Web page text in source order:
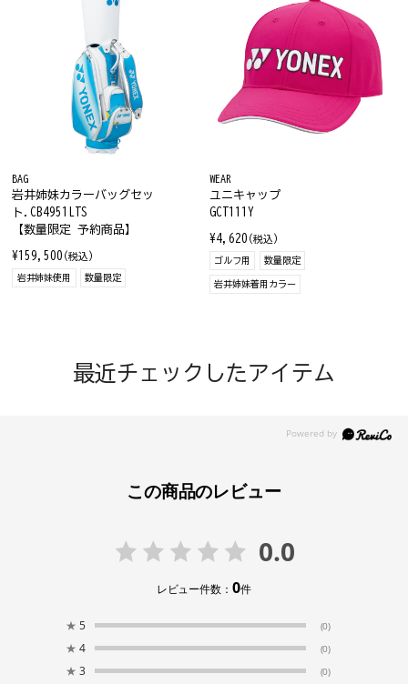
BAG
岩井姉妹カラーバッグセッ
ト.CB4951LTS
【数量限定 予約商品】
¥159,500 (税込)
岩井姉妹使用 数量限定
WEAR
ユニキャップ
GCT111Y
¥4,620 (税込)
ゴルフ用 数量限定
岩井姉妹着用カラー
最近チェックしたアイテム
この商品のレビュー
0.0
レビュー件数：0件
★ 5 (0)
★ 4 (0)
★ 3 (0)